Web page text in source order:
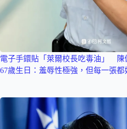
電子手鐶貼「萊爾校長吃毒油」 陳
67歲生日：羞辱性極強，但每一張都